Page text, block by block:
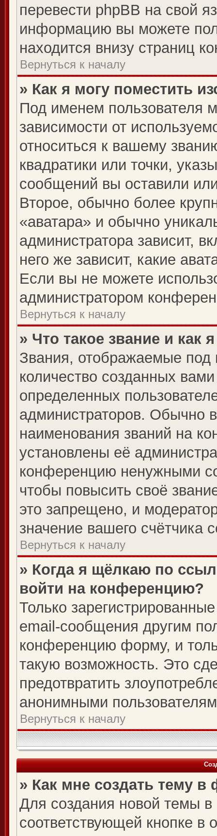
перевести phpBB на свой
информацию вы можете
находится внизу страниц
Вернуться к началу
» Как я могу поместить
Под именем пользователя
зависимости от
относиться к вашему
квадратики или точки,
сообщений вы оставили
Второе, обычно более
«аватара» и обычно
администратора зависит,
него же зависит, какие
Если вы не можете
администратором
Вернуться к началу
» Что такое звание и как
Звания, отображаемые
количество созданных
определенных
администраторов. Обычно
наименования званий на
установлены её
конференцию ненужными
чтобы повысить своё
это запрещено, и
значение вашего счётчика
Вернуться к началу
» Когда я щёлкаю по
войти на конференцию?
Только
email-сообщения другим
конференцию форму, и
такую возможность. Это
предотвратить
анонимными
Вернуться к началу
» Как мне создать тему в
Для создания новой темы
соответствующей кнопке